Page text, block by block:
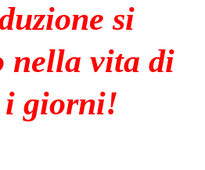
si
nella vita di
giorni!